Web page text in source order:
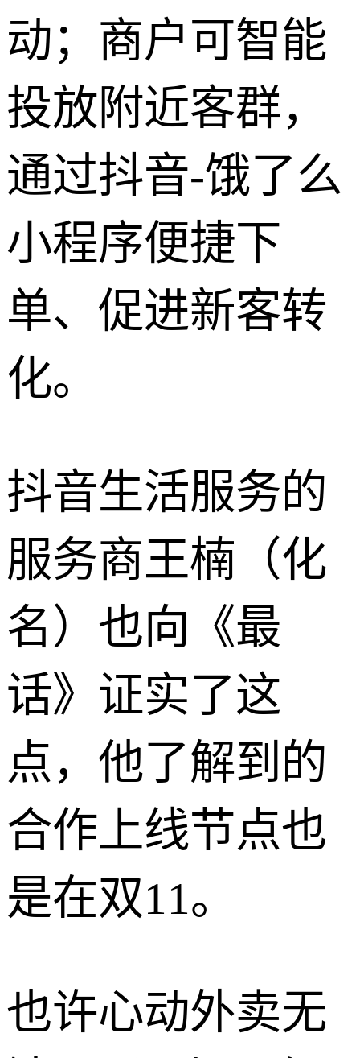
动；商户可智能
投放附近客群，
通过抖音-饿了么
小程序便捷下
单、促进新客转
化。
抖音生活服务的
服务商王楠（化
名）也向《最
话》证实了这
点，他了解到的
合作上线节点也
是在双11。
也许心动外卖无